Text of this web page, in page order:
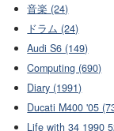
音楽 (24)
ドラム (24)
Audi S6 (149)
Computing (690)
Diary (1991)
Ducati M400 '05
Life with 34 1990